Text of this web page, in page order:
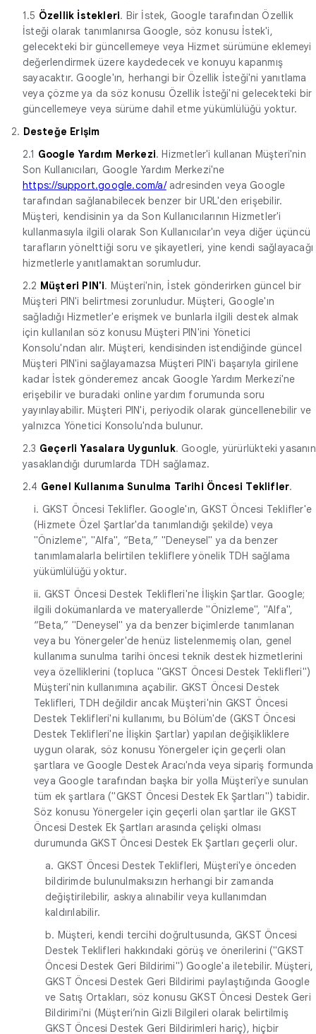
1.5 Özellik İstekleri. Bir İstek, Google tarafından Özellik
İsteği olarak tanımlanırsa Google, söz konusu İstek'i,
gelecekteki bir güncellemeye veya Hizmet sürümüne eklemeyi
değerlendirmek üzere kaydedecek ve konuyu kapanmış
sayacaktır. Google'ın, herhangi bir Özellik İsteği'ni yanıtlama
veya çözme ya da söz konusu Özellik İsteği'ni gelecekteki bir
güncellemeye veya sürüme dahil etme yükümlülüğü yoktur.
2. Desteğe Erişim
2.1 Google Yardım Merkezi. Hizmetler'i kullanan Müşteri'nin
Son Kullanıcıları, Google Yardım Merkezi'ne
https://support.google.com/a/adresinden veya Google
tarafından sağlanabilecek benzer bir URL'den erişebilir.
Müşteri, kendisinin ya da Son Kullanıcılarının Hizmetler'i
kullanmasıyla ilgili olarak Son Kullanıcılar'ın veya diğer üçüncü
tarafların yönelttiği soru ve şikayetleri, yine kendi sağlayacağı
hizmetlerle yanıtlamaktan sorumludur.
2.2 Müşteri PIN'i. Müşteri'nin, İstek gönderirken güncel bir
Müşteri PIN'i belirtmesi zorunludur. Müşteri, Google'ın
sağladığı Hizmetler'e erişmek ve bunlarla ilgili destek almak
için kullanılan söz konusu Müşteri PIN'ini Yönetici
Konsolu'ndan alır. Müşteri, kendisinden istendiğinde güncel
Müşteri PIN'ini sağlayamazsa Müşteri PIN'i başarıyla girilene
kadar İstek gönderemez ancak Google Yardım Merkezi'ne
erişebilir ve buradaki online yardım forumunda soru
yayınlayabilir. Müşteri PIN'i, periyodik olarak güncellenebilir ve
yalnızca Yönetici Konsolu'nda bulunur.
2.3 Geçerli Yasalara Uygunluk. Google, yürürlükteki yasanın
yasaklandığı durumlarda TDH sağlamaz.
2.4 Genel Kullanıma Sunulma Tarihi Öncesi Teklifler.
i. GKST Öncesi Teklifler. Google'ın, GKST Öncesi Teklifler'e
(Hizmete Özel Şartlar'da tanımlandığı şekilde) veya
"Önizleme", "Alfa", “Beta,” "Deneysel" ya da benzer
tanımlamalarla belirtilen tekliflere yönelik TDH sağlama
yükümlülüğü yoktur.
ii. GKST Öncesi Destek Teklifleri'ne İlişkin Şartlar. Google;
ilgili dokümanlarda ve materyallerde "Önizleme", "Alfa",
“Beta,” "Deneysel" ya da benzer biçimlerde tanımlanan
veya bu Yönergeler'de henüz listelenmemiş olan, genel
kullanıma sunulma tarihi öncesi teknik destek hizmetlerini
veya özelliklerini (topluca "GKST Öncesi Destek Teklifleri")
Müşteri'nin kullanımına açabilir. GKST Öncesi Destek
Teklifleri, TDH değildir ancak Müşteri'nin GKST Öncesi
Destek Teklifleri'ni kullanımı, bu Bölüm'de (GKST Öncesi
Destek Teklifleri'ne İlişkin Şartlar) yapılan değişikliklere
uygun olarak, söz konusu Yönergeler için geçerli olan
şartlara ve Google Destek Aracı'nda veya sipariş formunda
veya Google tarafından başka bir yolla Müşteri'ye sunulan
tüm ek şartlara ("GKST Öncesi Destek Ek Şartları") tabidir.
Söz konusu Yönergeler için geçerli olan şartlar ile GKST
Öncesi Destek Ek Şartları arasında çelişki olması
durumunda GKST Öncesi Destek Ek Şartları geçerli olur.
a. GKST Öncesi Destek Teklifleri, Müşteri'ye önceden
bildirimde bulunulmaksızın herhangi bir zamanda
değiştirilebilir, askıya alınabilir veya kullanımdan
kaldırılabilir.
b. Müşteri, kendi tercihi doğrultusunda, GKST Öncesi
Destek Teklifleri hakkındaki görüş ve önerilerini ("GKST
Öncesi Destek Geri Bildirimi") Google'a iletebilir. Müşteri,
GKST Öncesi Destek Geri Bildirimi paylaştığında Google
ve Satış Ortakları, söz konusu GKST Öncesi Destek Geri
Bildirimi'ni (Müşteri’nin Gizli Bilgileri olarak belirtilmiş
GKST Öncesi Destek Geri Bildirimleri hariç), hiçbir